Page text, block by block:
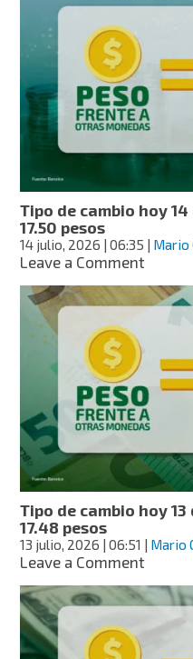
de
julio:
dólar
cotiza
17.42
pesos
Tipo de cambio hoy
17.50 pesos
14 julio, 2026 | 06:35 | Mario
Leave a Commenton
de
de
julio:
dólar
cotiza
17.50
pesos
Tipo de cambio hoy
17.48 pesos
13 julio, 2026 | 06:51 | Mario
Leave a Commenton
de
cambio
hoy